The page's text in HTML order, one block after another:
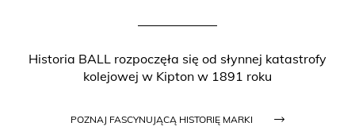
Historia BALL rozpoczęła się od słynnej katastrofy
kolejowej w Kipton w 1891 roku
POZNAJ FASCYNUJĄCĄ HISTORIĘ MARKI